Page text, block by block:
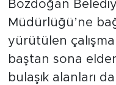
Bozdoğan
Müdürlüğü’ne
yürütülen
baştan sona
bulaşık alanları